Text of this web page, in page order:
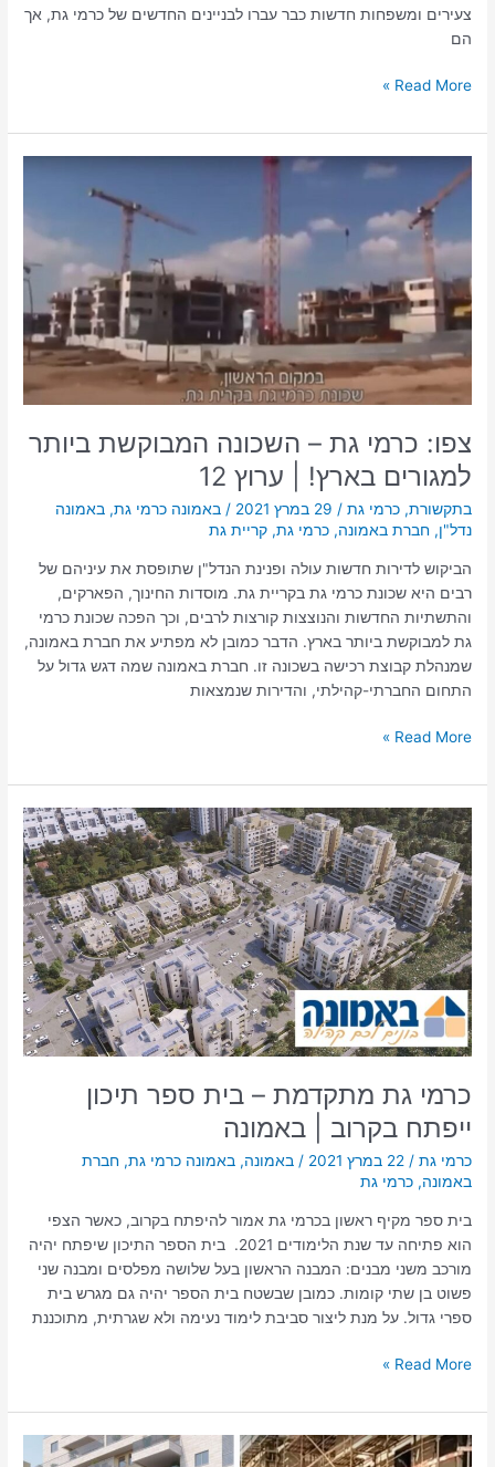
צעירים ומשפחות חדשות כבר עברו לבניינים החדשים של כרמי גת, אך
הם
Read More »
צפו: כרמי גת – השכונה המבוקשת ביותר
למגורים בארץ! | ערוץ 12
בתקשורת,כרמי גת / 29 במרץ 2021 /באמונה כרמי גת,באמונה
נדל"ן,חברת באמונה,כרמי גת,קריית גת
הביקוש לדירות חדשות עולה ופנינת הנדל"ן שתופסת את עיניהם של
רבים היא שכונת כרמי גת בקריית גת. מוסדות החינוך, הפארקים,
והתשתיות החדשות והנוצצות קורצות לרבים, וכך הפכה שכונת כרמי
גת למבוקשת ביותר בארץ. הדבר כמובן לא מפתיע את חברת באמונה,
שמנהלת קבוצת רכישה בשכונה זו. חברת באמונה שמה דגש גדול על
התחום החברתי-קהילתי, והדירות שנמצאות
צפו:
כרמי
–
השכונה
המבוקשת
ביותר
למגורים
בארץ!
|
ערוץ
12
Read More »
כרמי גת מתקדמת – בית ספר תיכון
ייפתח בקרוב | באמונה
כרמי גת / 22 במרץ 2021 /באמונה,באמונה כרמי גת,חברת
באמונה,כרמי גת
בית ספר מקיף ראשון בכרמי גת אמור להיפתח בקרוב, כאשר הצפי
הוא פתיחה עד שנת הלימודים 2021. בית הספר התיכון שיפתח יהיה
מורכב משני מבנים: המבנה הראשון בעל שלושה מפלסים ומבנה שני
פשוט בן שתי קומות. כמובן שבשטח בית הספר יהיה גם מגרש בית
ספרי גדול. על מנת ליצור סביבת לימוד נעימה ולא שגרתית, מתוכננת
כרמי
גת
מתקדמת
–
בית
ספר
תיכון
ייפתח
בקרוב
|
באמונה
Read More »
העיפו